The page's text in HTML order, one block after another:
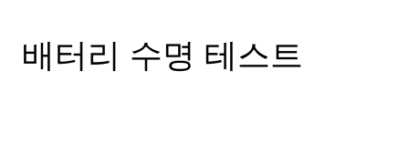
배터리 수명 테스트